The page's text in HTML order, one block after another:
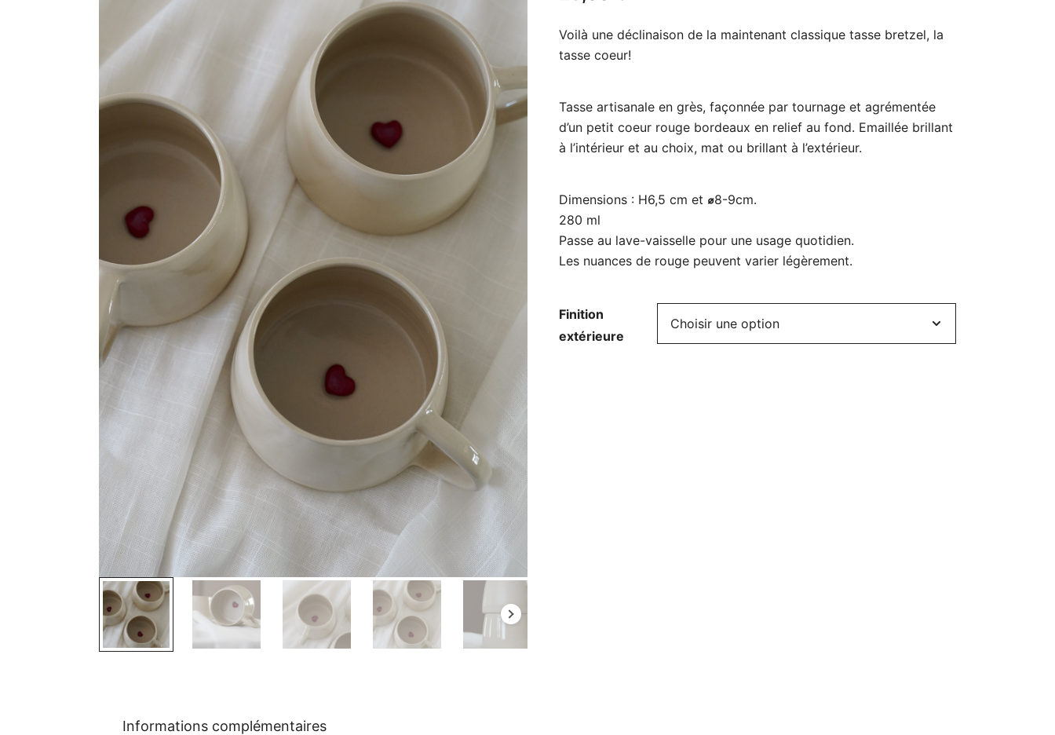
Voilà une déclinaison de la maintenant classique tasse bretzel, la
tasse coeur!
Tasse artisanale en grès, façonnée par tournage et agrémentée
d’un petit coeur rouge bordeaux en relief au fond. Emaillée brillant
à l’intérieur et au choix, mat ou brillant à l’extérieur.
Dimensions : H6,5 cm et ⌀8-9cm.
280 ml
Passe au lave-vaisselle pour une usage quotidien.
Les nuances de rouge peuvent varier légèrement.
Finition
extérieure
Informations complémentaires